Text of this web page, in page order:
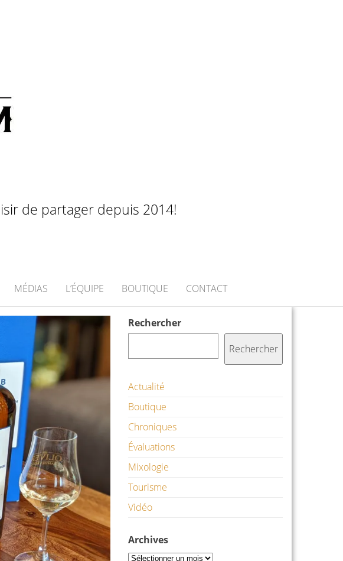
de partager depuis 2014!
MÉDIAS L’ÉQUIPE BOUTIQUE CONTACT
Rechercher
Rechercher
Actualité
Boutique
Chroniques
Évaluations
Mixologie
Tourisme
Vidéo
Archives